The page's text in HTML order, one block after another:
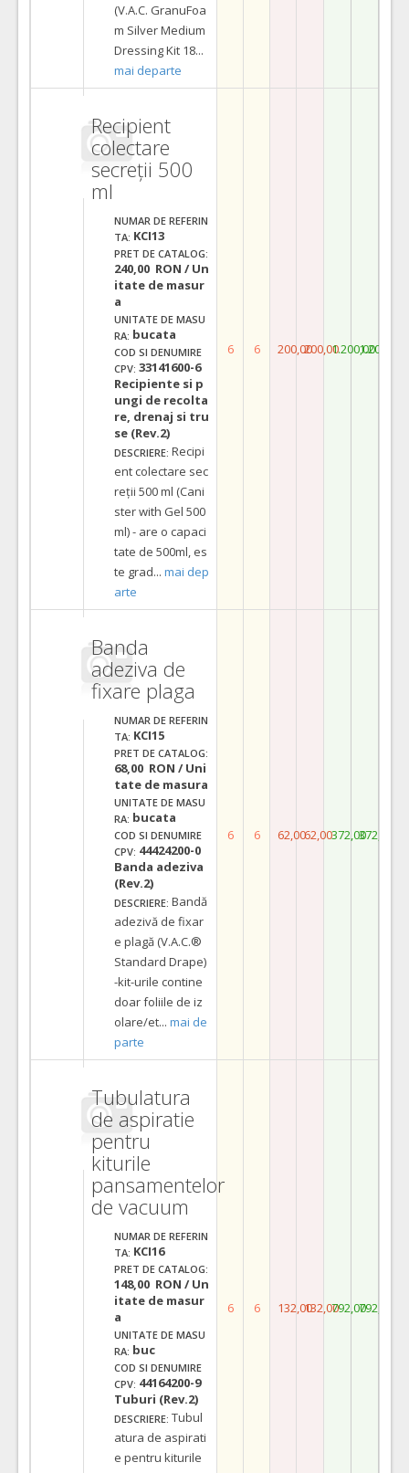
(V.A.C. GranuFoa
m Silver Medium
Dressing Kit 18...
mai departe
Recipient
colectare
secreții 500
ml
NUMAR DE REFERIN
TA: KCI13
PRET DE CATALOG:
240,00 RON / Un
itate de masur
a
UNITATE DE MASU
RA: bucata
COD SI DENUMIRE
CPV: 33141600-6
Recipiente si p
ungi de recolta
re, drenaj si tru
se (Rev.2)
DESCRIERE: Recipi
ent colectare sec
reții 500 ml (Cani
ster with Gel 500
ml) - are o capaci
tate de 500ml, es
te grad... mai dep
arte
6 6 200,00200,001.200,001.200,00
Banda
adeziva de
fixare plaga
NUMAR DE REFERIN
TA: KCI15
PRET DE CATALOG:
68,00 RON / Uni
tate de masura
UNITATE DE MASU
RA: bucata
COD SI DENUMIRE
CPV: 44424200-0
Banda adeziva
(Rev.2)
DESCRIERE: Bandă
adezivă de fixar
e plagă (V.A.C.®
Standard Drape)
-kit-urile contine
doar foliile de iz
olare/et... mai de
parte
6 6 62,0062,00372,00372,00
Tubulatura
de aspiratie
pentru
kiturile
pansamentelor
de vacuum
NUMAR DE REFERIN
TA: KCI16
PRET DE CATALOG:
148,00 RON / Un
itate de masur
a
UNITATE DE MASU
RA: buc
COD SI DENUMIRE
CPV: 44164200-9
Tuburi (Rev.2)
DESCRIERE: Tubul
atura de aspirati
e pentru kiturile
6 6 132,00132,00792,00792,00